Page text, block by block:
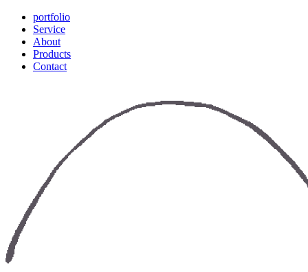
portfolio
Service
About
Products
Contact